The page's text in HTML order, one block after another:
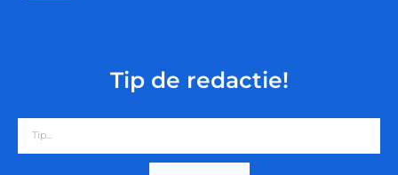
Tip de redactie!